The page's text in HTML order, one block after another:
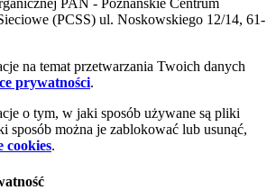
PAN - Poznańskie Centrum
(PCSS) ul. Noskowskiego 12/14, 61-
na temat przetwarzania Twoich danych
prywatności.
o tym, w jaki sposób używane są pliki
sposób można je zablokować lub usunąć,
cookies.